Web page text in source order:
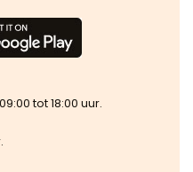
tot 18:00 uur.